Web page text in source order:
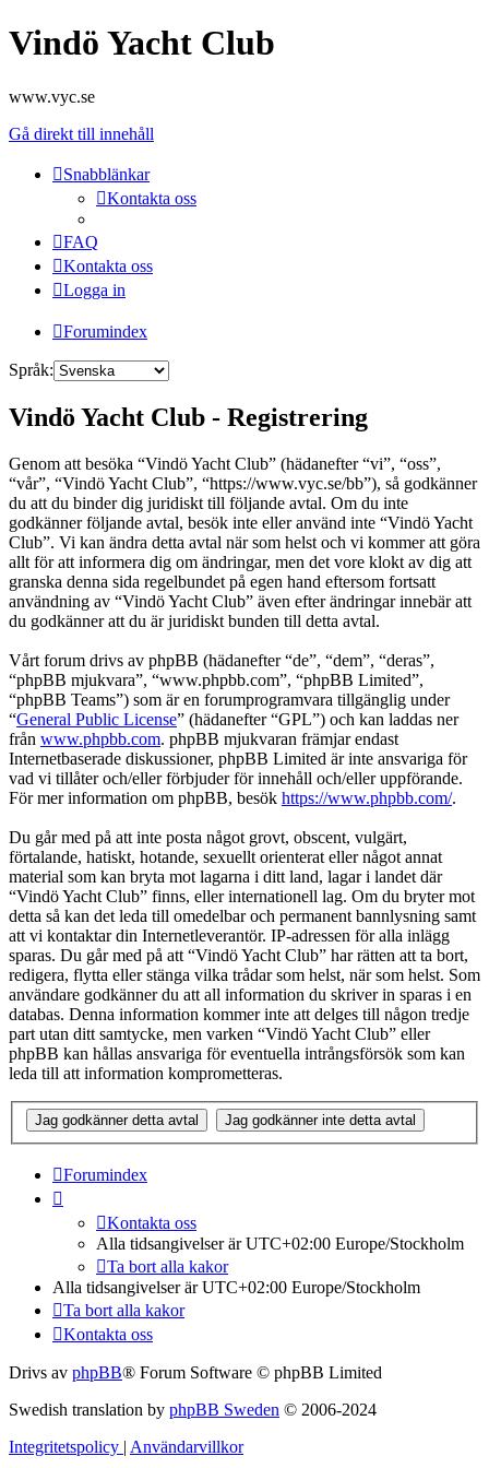
Vindö Yacht Club
www.vyc.se
Gå direkt till innehåll
Snabblänkar
Kontakta oss
FAQ
Kontakta oss
Logga in
Forumindex
Språk:
Vindö Yacht Club - Registrering
Genom att besöka “Vindö Yacht Club” (hädanefter “vi”, “oss”,
“vår”, “Vindö Yacht Club”, “https://www.vyc.se/bb”), så godkänner
du att du binder dig juridiskt till följande avtal. Om du inte
godkänner följande avtal, besök inte eller använd inte “Vindö Yacht
Club”. Vi kan ändra detta avtal när som helst och vi kommer att göra
allt för att informera dig om ändringar, men det vore klokt av dig att
granska denna sida regelbundet på egen hand eftersom fortsatt
användning av “Vindö Yacht Club” även efter ändringar innebär att
du godkänner att du är juridiskt bunden till detta avtal.
Vårt forum drivs av phpBB (hädanefter “de”, “dem”, “deras”,
“phpBB mjukvara”, “www.phpbb.com”, “phpBB Limited”,
“phpBB Teams”) som är en forumprogramvara tillgänglig under
“General Public License” (hädanefter “GPL”) och kan laddas ner
från www.phpbb.com. phpBB mjukvaran främjar endast
Internetbaserade diskussioner, phpBB Limited är inte ansvariga för
vad vi tillåter och/eller förbjuder för innehåll och/eller uppförande.
För mer information om phpBB, besök https://www.phpbb.com/.
Du går med på att inte posta något grovt, obscent, vulgärt,
förtalande, hatiskt, hotande, sexuellt orienterat eller något annat
material som kan bryta mot lagarna i ditt land, lagar i landet där
“Vindö Yacht Club” finns, eller internationell lag. Om du bryter mot
detta så kan det leda till omedelbar och permanent bannlysning samt
att vi kontaktar din Internetleverantör. IP-adressen för alla inlägg
sparas. Du går med på att “Vindö Yacht Club” har rätten att ta bort,
redigera, flytta eller stänga vilka trådar som helst, när som helst. Som
användare godkänner du att all information du skriver in sparas i en
databas. Denna information kommer inte att delges till någon tredje
part utan ditt samtycke, men varken “Vindö Yacht Club” eller
phpBB kan hållas ansvariga för eventuella intrångsförsök som kan
leda till att information komprometteras.
Forumindex
Kontakta oss
Alla tidsangivelser är UTC+02:00 Europe/Stockholm
Ta bort alla kakor
Alla tidsangivelser är UTC+02:00 Europe/Stockholm
Ta bort alla kakor
Kontakta oss
Drivs av phpBB® Forum Software © phpBB Limited
Swedish translation by phpBB Sweden © 2006-2024
Integritetspolicy | Användarvillkor